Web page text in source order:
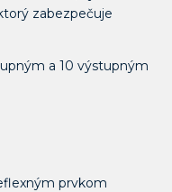
zabezpečuje
a 10 výstupným
prvkom